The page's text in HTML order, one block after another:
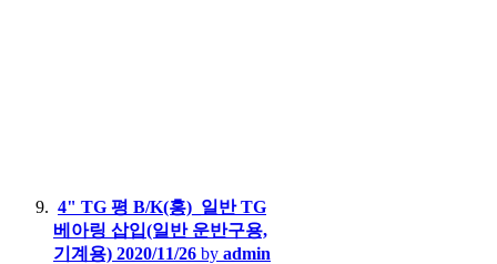
4" TG 평 B/K(홍)_일반 TG
베아링 삽입(일반 운반구용,
기계용) 2020/11/26 by admin